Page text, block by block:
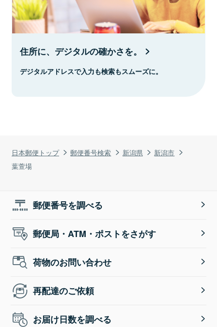
日本郵便トップ 郵便番号検索 新潟県
新潟市
葉萱場
住所に、デジタルの確かさを。
デジタルアドレスで入力も検索もスムーズに。
郵便番号を調べる
郵便局・ATM・ポストをさがす
荷物のお問い合わせ
再配達のご依頼
お届け日数を調べる